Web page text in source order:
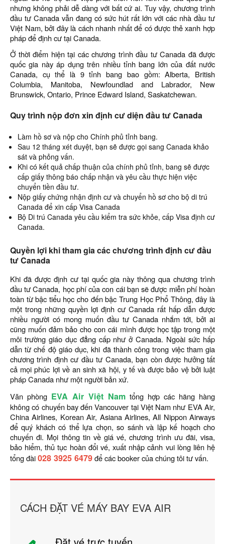
nhưng không phải dễ dàng với bất cứ ai. Tuy vậy, chương trình
đầu tư Canada vẫn đang có sức hút rất lớn với các nhà đầu tư
Việt Nam, bởi đây là cách nhanh nhất để có được thẻ xanh hợp
pháp để định cư tại Canada.
Ở thời điểm hiện tại các chương trình đầu tư Canada đã được
quốc gia này áp dụng trên nhiều tỉnh bang lớn của đất nước
Canada, cụ thể là 9 tỉnh bang bao gồm: Alberta, British
Columbia, Manitoba, Newfoundlad and Labrador, New
Brunswick, Ontario, Prince Edward Island, Saskatchewan.
Quy trình nộp đơn xin định cư diện đầu tư Canada
Làm hồ sơ và nộp cho Chính phủ tỉnh bang.
Sau 12 tháng xét duyệt, bạn sẽ được gọi sang Canada khảo
sát và phỏng vấn.
Khi có kết quả chấp thuận của chính phủ tỉnh, bang sẽ được
cấp giấy thông báo chấp nhận và yêu cầu thực hiện việc
chuyển tiền đầu tư.
Nộp giấy chứng nhận định cư và chuyển hồ sơ cho bộ di trú
Canada để xin cấp Visa Canada
Bộ Di trú Canada yêu cầu kiểm tra sức khỏe, cấp Visa định cư
Canada.
Quyền lợi khi tham gia các chương trình định cư đầu
tư Canada
Khi đã được định cư tại quốc gia này thông qua chương trình
đầu tư Canada, học phí của con cái bạn sẽ được miễn phí hoàn
toàn từ bậc tiểu học cho đến bậc Trung Học Phổ Thông, đây là
một trong những quyền lợi định cư Canada rất hấp dẫn được
nhiều người có mong muốn đầu tư Canada nhắm tới, bởi ai
cũng muốn đảm bảo cho con cái mình được học tập trong một
môi trường giáo dục đẳng cấp như ở Canada. Ngoài sức hấp
dẫn từ chế độ giáo dục, khi đã thành công trong việc tham gia
chương trình định cư đầu tư Canada, bạn còn được hưởng tất
cả mọi phúc lợi về an sinh xã hội, y tế và được bảo vệ bởi luật
pháp Canada như một người bản xứ.
Văn phòng EVA Air Việt Nam tổng hợp các hãng hàng
không có chuyến bay đến Vancouver tại Việt Nam như EVA Air,
China Airlines, Korean Air, Asiana Airlines, All Nippon Airways
để quý khách có thể lựa chọn, so sánh và lập kế hoạch cho
chuyến đi. Mọi thông tin về giá vé, chương trình ưu đãi, visa,
bảo hiểm, thủ tục hoàn đổi vé, xuất nhập cảnh vui lòng liên hệ
tổng đài028 3925 6479để các booker của chúng tôi tư vấn.
CÁCH ĐẶT VÉ MÁY BAY EVA AIR